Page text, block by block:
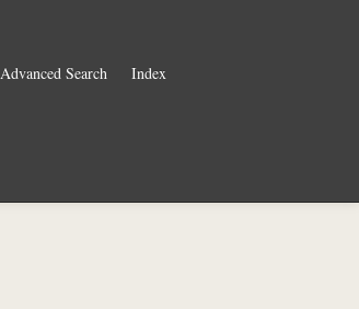
Advanced Search Index